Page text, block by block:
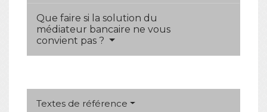
Que faire si la solution du
médiateur bancaire ne vous
convient pas ?
Textes de référence